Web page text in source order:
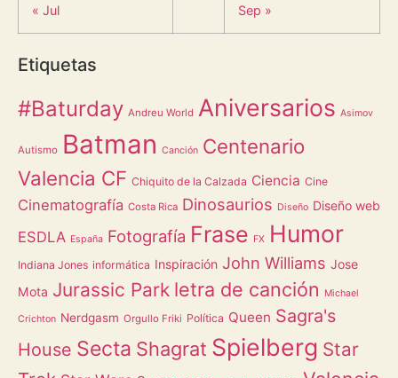
« Jul Sep »
Etiquetas
#Baturday Andreu World Aniversarios Asimov
Autismo Batman Canción Centenario
Valencia CF Chiquito de la Calzada Ciencia Cine
Cinematografía Costa Rica Dinosaurios Diseño Diseño web
ESDLA España Fotografía Frase FX Humor
Indiana Jones informática Inspiración John Williams Jose
Mota Jurassic Park letra de canción Michael
Crichton Nerdgasm Orgullo Friki Política Queen Sagra's
House Secta Shagrat Spielberg Star